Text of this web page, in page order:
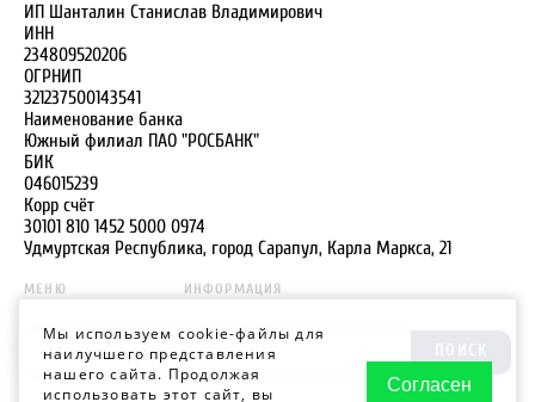
Мы используем cookie-файлы для
наилучшего представления
нашего сайта. Продолжая
использовать этот сайт, вы
Согласен
ИП Шанталин Станислав Владимирович
ИНН
234809520206
ОГРНИП
321237500143541
Наименование банка
Южный филиал ПАО "РОСБАНК"
БИК
046015239
Корр счёт
30101 810 1452 5000 0974
Удмуртская Республика, город Сарапул, Карла Маркса, 21
МЕНЮ ИНФОРМАЦИЯ